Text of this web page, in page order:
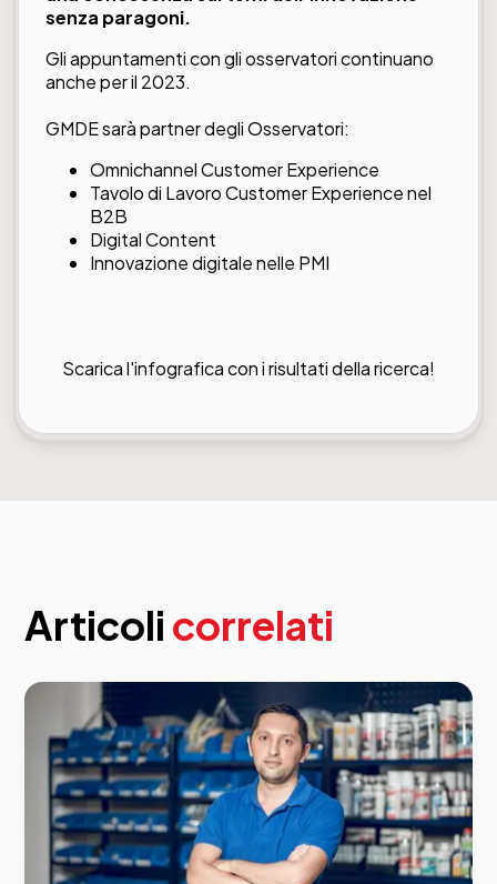
senza paragoni.
Gli appuntamenti con gli osservatori continuano
anche per il 2023.
GMDE sarà partner degli Osservatori:
Omnichannel Customer Experience
Tavolo di Lavoro Customer Experience nel
B2B
Digital Content
Innovazione digitale nelle PMI
Scarica l'infografica con i risultati della ricerca!
Articoli correlati